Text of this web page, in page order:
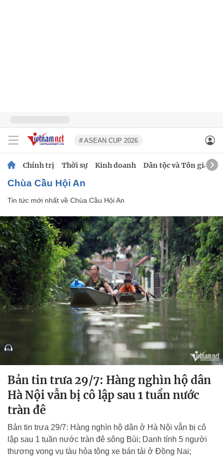
# ASEAN CUP 2026
Chính trị Thời sự Kinh doanh Dân tộc và Tôn giáo
Chùa Cầu Hội An
Tin tức mới nhất về Chùa Cầu Hội An
Bản tin trưa 29/7: Hàng nghìn hộ dân
Hà Nội vẫn bị cô lập sau 1 tuần nước
tràn đê
Bản tin trưa 29/7: Hàng nghìn hộ dân ở Hà Nội vẫn bị cô
lập sau 1 tuần nước tràn đê sông Bùi; Danh tính 5 người
thương vong vụ tàu hỏa tông xe bán tải ở Đồng Nai;